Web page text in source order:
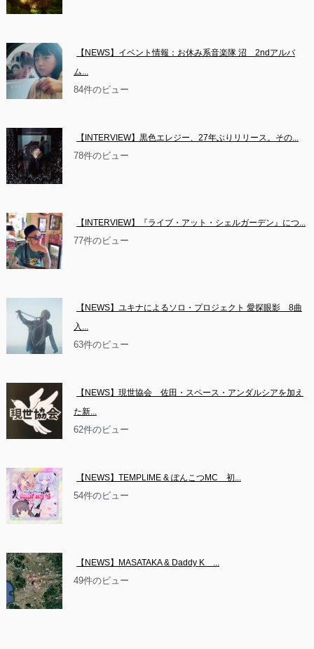
【NEWS】イベント情報：お休み系音楽隊 沼　2ndアルバ
ム...
84件のビュー
【INTERVIEW】黒色エレジー、27年ぶりリリース。その...
78件のビュー
【INTERVIEW】『ライブ・アット・シェルガーデン』につ...
77件のビュー
【NEWS】ユキナによるソロ・プロジェクト 愛探眼影　8曲
入...
63件のビュー
【NEWS】現世協会　佐田・スペース・アンダルシアを加え
た新...
62件のビュー
【NEWS】TEMPLIME & ぽんこつMC　初...
54件のビュー
【NEWS】MASATAKA & Daddy K　...
49件のビュー